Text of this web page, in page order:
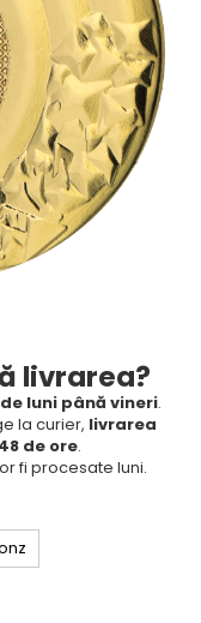
livrarea?
de luni până vineri.
la curier, livrarea
de ore.
fi procesate luni.